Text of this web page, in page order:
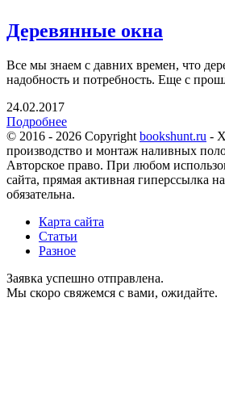
Деревянные окна
Все мы знаем с давних времен, что
надобность и потребность. Еще с
24.02.2017
Подробнее
© 2016 - 2026 Copyright bookshunt.ru -
производство и монтаж наливных
Авторское право. При любом
сайта, прямая активная гиперссылка на
обязательна.
Карта сайта
Статьи
Разное
Заявка успешно отправлена.
Мы скоро свяжемся с вами, ожидайте.